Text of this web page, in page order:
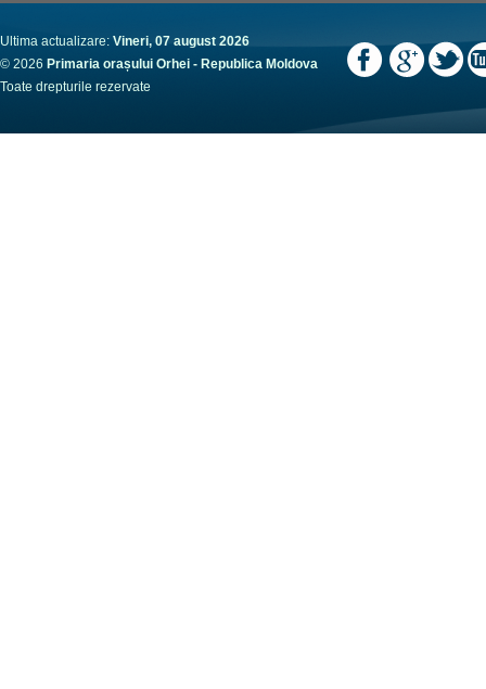
Ultima actualizare: Vineri, 07 august 2026
© 2026 Primaria orașului Orhei - Republica Moldova
Toate drepturile rezervate